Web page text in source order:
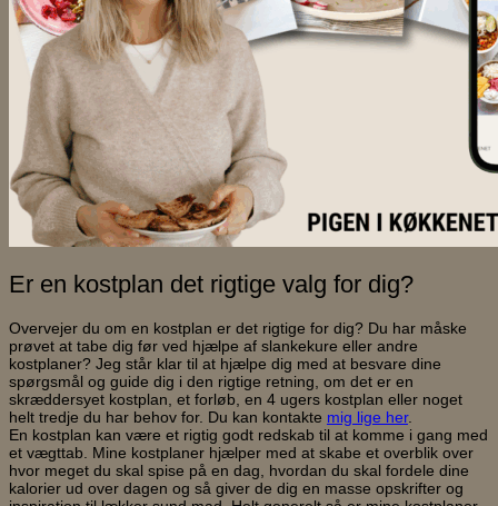
Er en kostplan det rigtige valg for dig?
Overvejer du om en kostplan er det rigtige for dig? Du har måske
prøvet at tabe dig før ved hjælpe af slankekure eller andre
kostplaner? Jeg står klar til at hjælpe dig med at besvare dine
spørgsmål og guide dig i den rigtige retning, om det er en
skræddersyet kostplan, et forløb, en 4 ugers kostplan eller noget
helt tredje du har behov for. Du kan kontakte mig lige her.
En kostplan kan være et rigtig godt redskab til at komme i gang med
et vægttab. Mine kostplaner hjælper med at skabe et overblik over
hvor meget du skal spise på en dag, hvordan du skal fordele dine
kalorier ud over dagen og så giver de dig en masse opskrifter og